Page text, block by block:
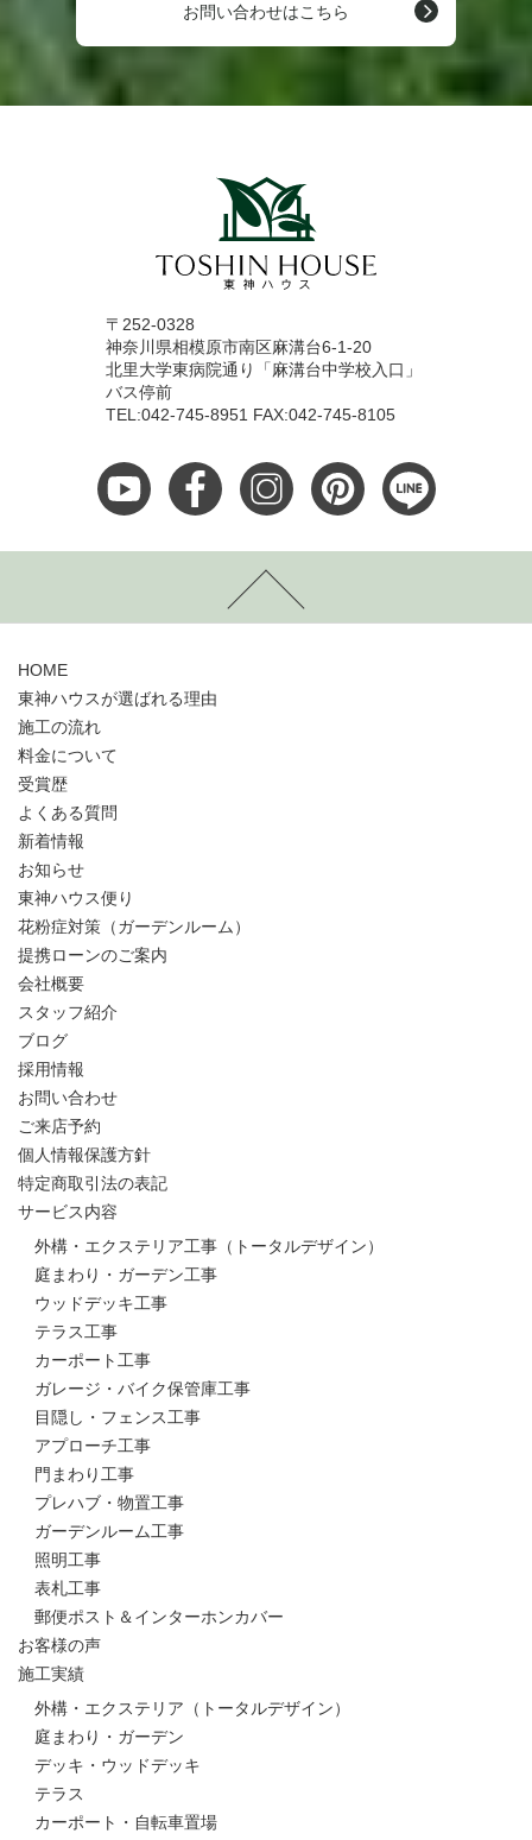
お問い合わせはこちら
〒252-0328
神奈川県相模原市南区麻溝台6-1-20
北里大学東病院通り「麻溝台中学校入口」
バス停前
TEL:042-745-8951 FAX:042-745-8105
HOME
東神ハウスが選ばれる理由
施工の流れ
料金について
受賞歴
よくある質問
新着情報
お知らせ
東神ハウス便り
花粉症対策（ガーデンルーム）
提携ローンのご案内
会社概要
スタッフ紹介
ブログ
採用情報
お問い合わせ
ご来店予約
個人情報保護方針
特定商取引法の表記
サービス内容
外構・エクステリア工事（トータルデザイン）
庭まわり・ガーデン工事
ウッドデッキ工事
テラス工事
カーポート工事
ガレージ・バイク保管庫工事
目隠し・フェンス工事
アプローチ工事
門まわり工事
プレハブ・物置工事
ガーデンルーム工事
照明工事
表札工事
郵便ポスト＆インターホンカバー
お客様の声
施工実績
外構・エクステリア（トータルデザイン）
庭まわり・ガーデン
デッキ・ウッドデッキ
テラス
カーポート・自転車置場